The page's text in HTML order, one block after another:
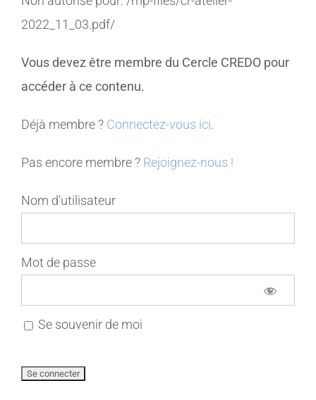
MEMBRES
CONTACT
2022_11_03.pdf/
Vous devez être membre du Cercle CREDO pour
accéder à ce contenu.
Déjà membre ? Connectez-vous ici.
Pas encore membre ? Rejoignez-nous !
Nom d'utilisateur
Mot de passe
Se souvenir de moi